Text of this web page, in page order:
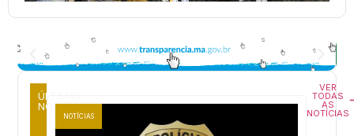
ÚLTIMAS
NOTÍCIAS
NOTÍCIAS
VER
TODAS
AS
NOTÍCIAS